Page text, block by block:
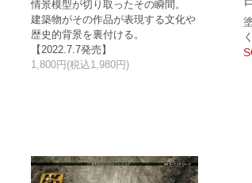
情景模型が切り取ったその瞬間。
建築物がその作品が表現する文化や
歴史的背景を裏付ける。
【2022.7.7発売】
1,800円(税込1,980円)